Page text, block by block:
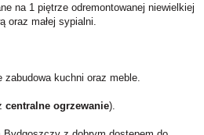
na 1 piętrze odremontowanej niewielkiej
małej sypialni.
kuchni oraz meble.
centralne ogrzewanie).